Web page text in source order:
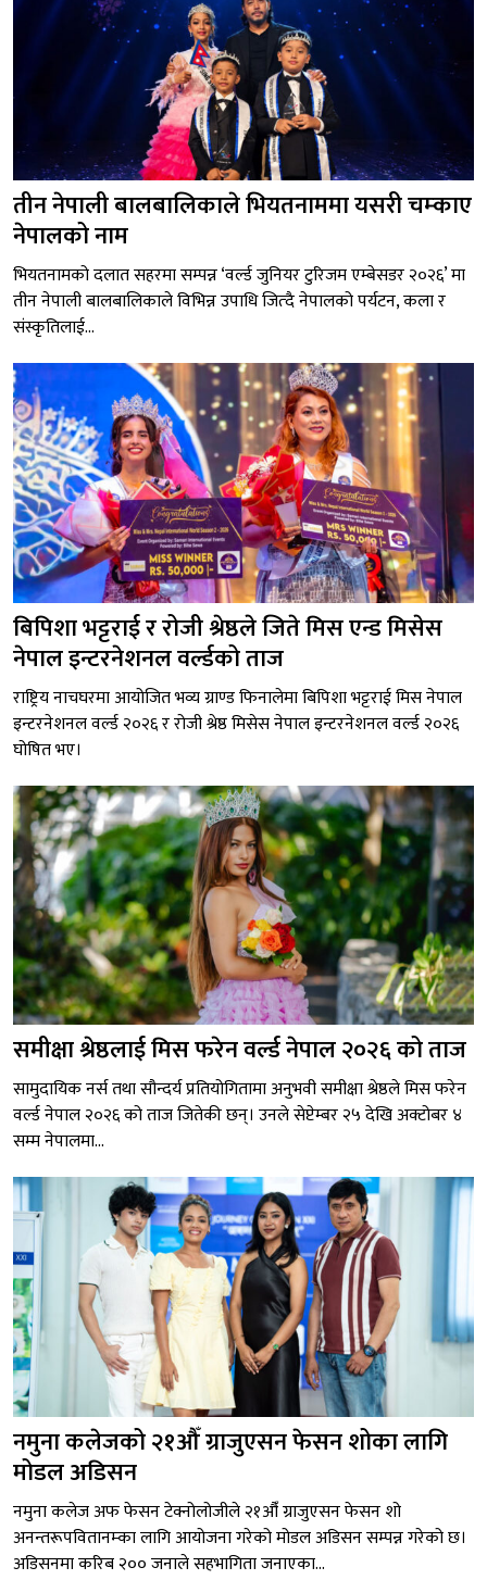
तीन नेपाली बालबालिकाले भियतनाममा यसरी चम्काए
नेपालको नाम
भियतनामको दलात सहरमा सम्पन्न ‘वर्ल्ड जुनियर टुरिजम एम्बेसडर २०२६’ मा
तीन नेपाली बालबालिकाले विभिन्न उपाधि जित्दै नेपालको पर्यटन, कला र
संस्कृतिलाई...
बिपिशा भट्टराई र रोजी श्रेष्ठले जिते मिस एन्ड मिसेस
नेपाल इन्टरनेशनल वर्ल्डको ताज
राष्ट्रिय नाचघरमा आयोजित भव्य ग्राण्ड फिनालेमा बिपिशा भट्टराई मिस नेपाल
इन्टरनेशनल वर्ल्ड २०२६ र रोजी श्रेष्ठ मिसेस नेपाल इन्टरनेशनल वर्ल्ड २०२६
घोषित भए।
समीक्षा श्रेष्ठलाई मिस फरेन वर्ल्ड नेपाल २०२६ को ताज
सामुदायिक नर्स तथा सौन्दर्य प्रतियोगितामा अनुभवी समीक्षा श्रेष्ठले मिस फरेन
वर्ल्ड नेपाल २०२६ को ताज जितेकी छन्। उनले सेप्टेम्बर २५ देखि अक्टोबर ४
सम्म नेपालमा...
नमुना कलेजको २१औँ ग्राजुएसन फेसन शोका लागि
मोडल अडिसन
नमुना कलेज अफ फेसन टेक्नोलोजीले २१औँ ग्राजुएसन फेसन शो
अनन्तरूपवितानम्का लागि आयोजना गरेको मोडल अडिसन सम्पन्न गरेको छ।
अडिसनमा करिब २०० जनाले सहभागिता जनाएका...